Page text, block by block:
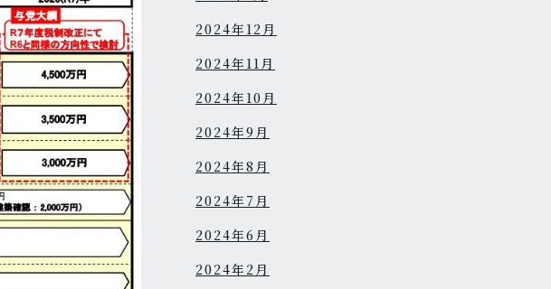
2024年12月
2024年11月
2024年10月
2024年9月
2024年8月
2024年7月
2024年6月
2024年2月